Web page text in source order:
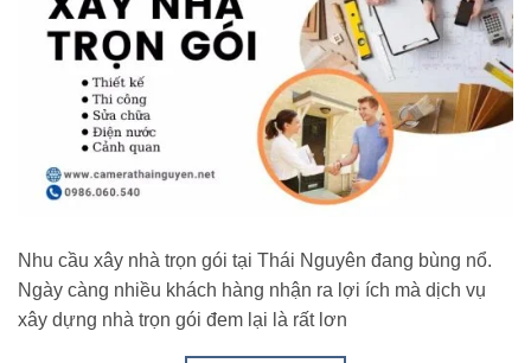
Nhu cầu xây nhà trọn gói tại Thái Nguyên đang bùng nổ.
Ngày càng nhiều khách hàng nhận ra lợi ích mà dịch vụ
xây dựng nhà trọn gói đem lại là rất lơn